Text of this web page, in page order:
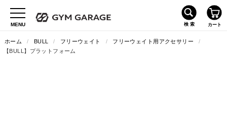
ホーム / BULL / フリーウェイト / フリーウェイト用アクセサリー
/
【BULL】プラットフォーム